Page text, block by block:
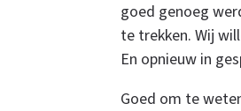
goed genoeg
te trekken. Wij
En opnieuw in
Goed om te